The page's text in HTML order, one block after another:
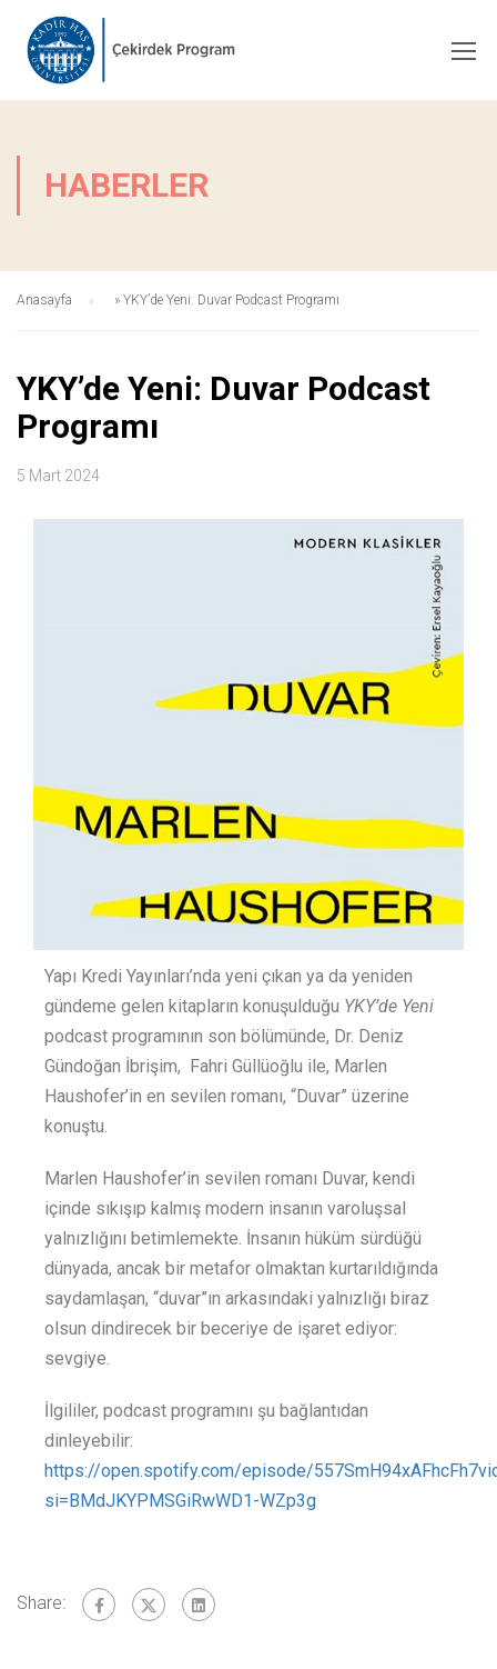
HABERLER
Anasayfa » YKY’de Yeni: Duvar Podcast Programı
YKY’de Yeni: Duvar Podcast
Programı
5 Mart 2024
Yapı Kredi Yayınları’nda yeni çıkan ya da yeniden
gündeme gelen kitapların konuşulduğu YKY’de Yeni
podcast programının son bölümünde, Dr. Deniz
Gündoğan İbrişim, Fahri Güllüoğlu ile, Marlen
Haushofer’in en sevilen romanı, “Duvar” üzerine
konuştu.
Marlen Haushofer’in sevilen romanı Duvar, kendi
içinde sıkışıp kalmış modern insanın varoluşsal
yalnızlığını betimlemekte. İnsanın hüküm sürdüğü
dünyada, ancak bir metafor olmaktan kurtarıldığında
saydamlaşan, “duvar”ın arkasındaki yalnızlığı biraz
olsun dindirecek bir beceriye de işaret ediyor:
sevgiye.
İlgililer, podcast programını şu bağlantıdan
dinleyebilir:
https://open.spotify.com/episode/
si=BMdJKYPMSGiRwWD1-WZp3g
Share: